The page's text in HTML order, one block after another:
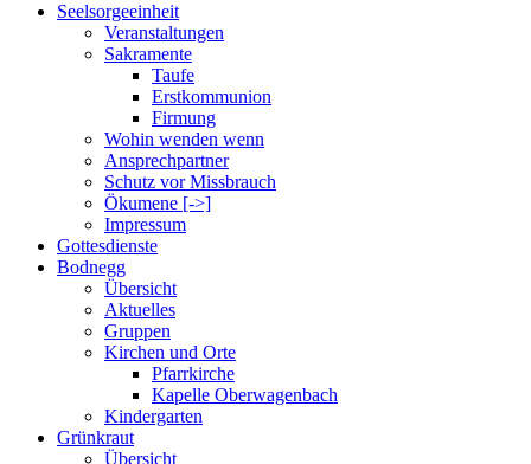
Seelsorgeeinheit
Veranstaltungen
Sakramente
Taufe
Erstkommunion
Firmung
Wohin wenden wenn
Ansprechpartner
Schutz vor Missbrauch
Ökumene [->]
Impressum
Gottesdienste
Bodnegg
Übersicht
Aktuelles
Gruppen
Kirchen und Orte
Pfarrkirche
Kapelle Oberwagenbach
Kindergarten
Grünkraut
Übersicht